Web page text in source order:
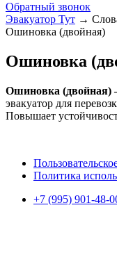
Обратный звонок
Эвакуатор Тут →
Ошиновка (двойная)
Ошиновка
Ошиновка
эвакуатор для
Повышает
Политика
+7 (995) 901-48-